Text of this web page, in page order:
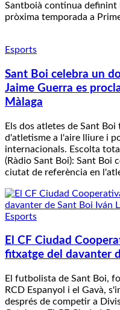
Santboià continua definint
pròxima temporada a
Esports
Sant Boi celebra un
Jaime Guerra es
Màlaga
Els dos atletes de Sant
d'atletisme a l'aire lliure i
internacionals. Escolta
(Ràdio Sant Boi): Sant Boi
ciutat de referència en
Esports
El CF Ciudad
fitxatge del davanter
El futbolista de Sant Boi,
RCD Espanyol i el Gavà,
després de competir a